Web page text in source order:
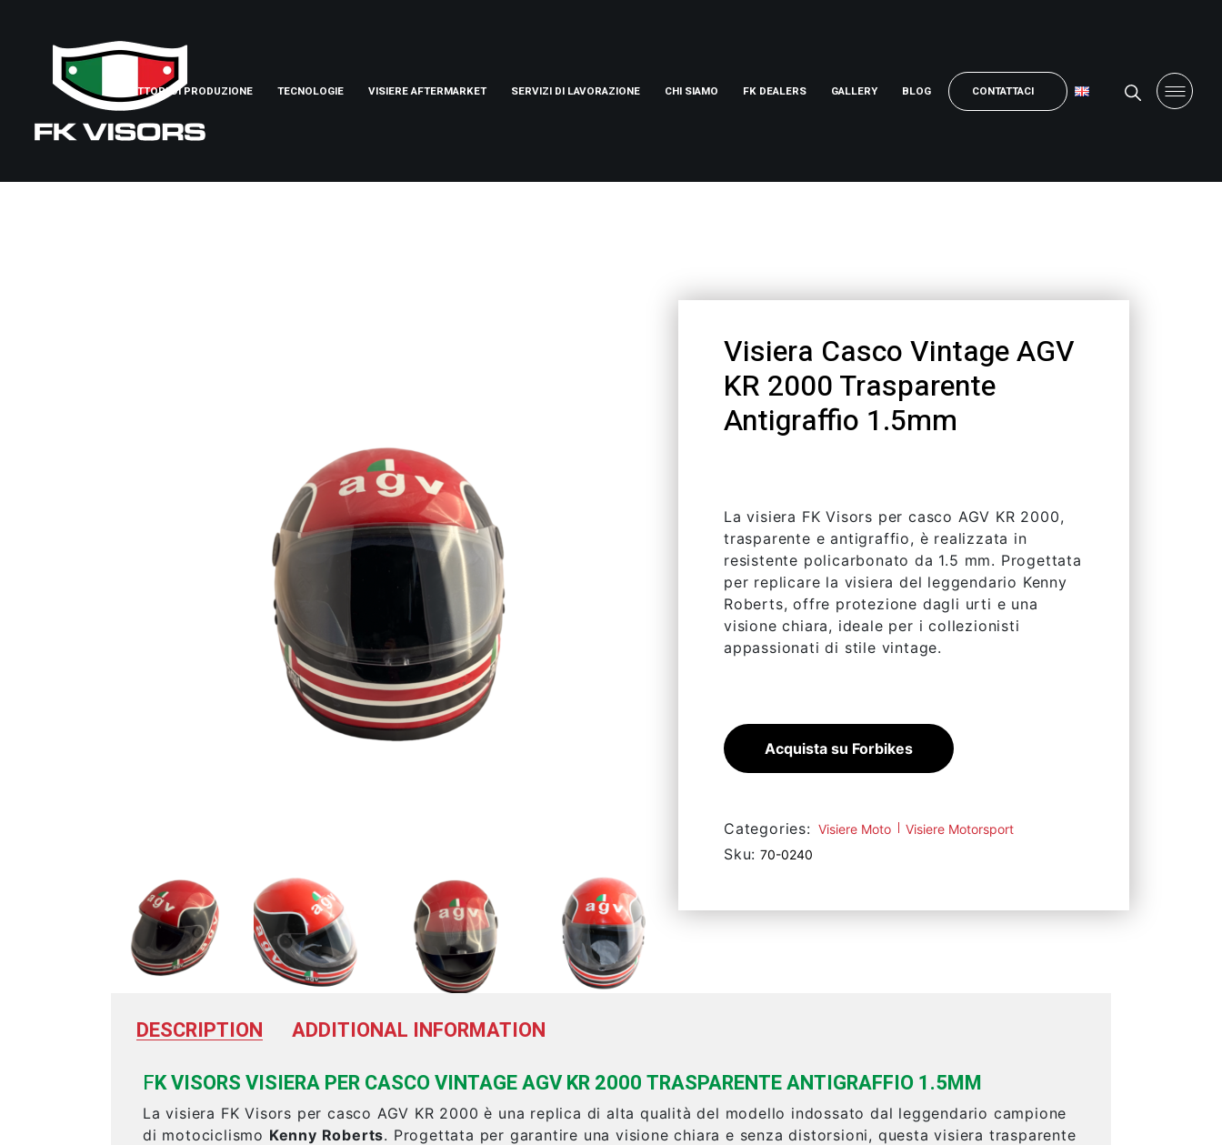
SETTORI DI PRODUZIONE TECNOLOGIE VISIERE AFTERMARKET SERVIZI DI LAVORAZIONE CHI SIAMO FK DEALERS GALLERY BLOG CONTATTACI
Visiera Casco Vintage AGV
KR 2000 Trasparente
Antigraffio 1.5mm
La visiera FK Visors per casco AGV KR 2000,
trasparente e antigraffio, è realizzata in
resistente policarbonato da 1.5 mm. Progettata
per replicare la visiera del leggendario Kenny
Roberts, offre protezione dagli urti e una
visione chiara, ideale per i collezionisti
appassionati di stile vintage.
Acquista su Forbikes
Categories: Visiere Moto Visiere Motorsport
Sku: 70-0240
DESCRIPTION
ADDITIONAL INFORMATION
FK VISORS VISIERA PER CASCO VINTAGE AGV KR 2000 TRASPARENTE ANTIGRAFFIO 1.5MM
La visiera FK Visors per casco AGV KR 2000 è una replica di alta qualità del modello indossato dal leggendario campione
di motociclismo Kenny Roberts. Progettata per garantire una visione chiara e senza distorsioni, questa visiera trasparente